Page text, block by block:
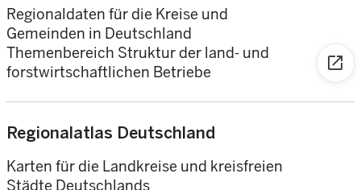
Regionaldaten für die Kreise und
Gemeinden in Deutschland
Themenbereich Struktur der land- und
forstwirtschaftlichen Betriebe
open_in_new
Regionalatlas Deutschland
Karten für die Landkreise und kreisfreien
Städte Deutschlands